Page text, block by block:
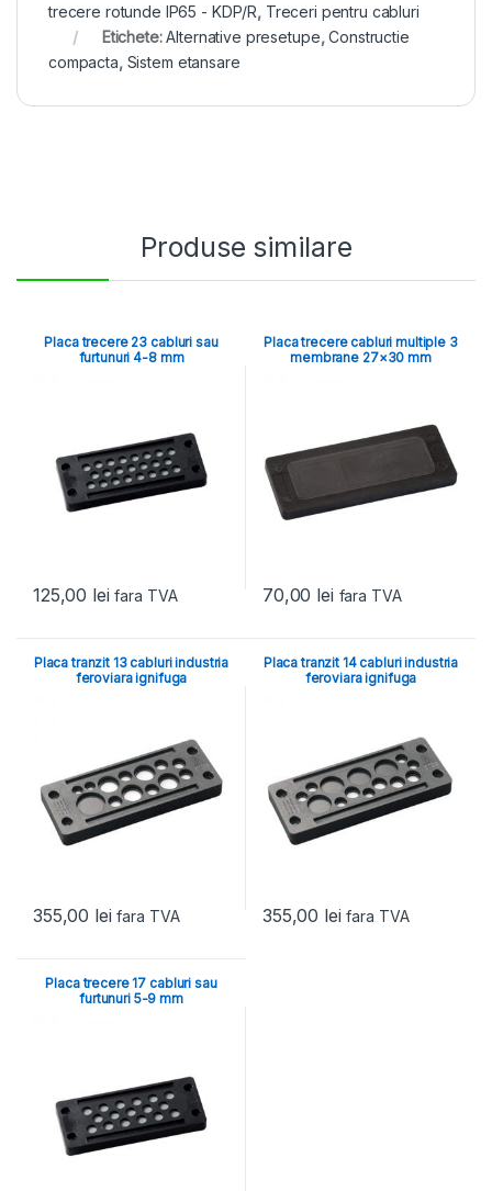
trecere rotunde IP65 - KDP/R, Treceri pentru cabluri
Etichete:Alternative presetupe,Constructie
compacta, Sistem etansare
Produse similare
Placa trecere 23 cabluri sau
furtunuri 4-8 mm
125,00 lei fara TVA
Placa trecere cabluri multiple 3
membrane 27×30 mm
70,00 lei fara TVA
Placa tranzit 13 cabluri industria
feroviara ignifuga
355,00 lei fara TVA
Placa tranzit 14 cabluri industria
feroviara ignifuga
355,00 lei fara TVA
Placa trecere 17 cabluri sau
furtunuri 5-9 mm